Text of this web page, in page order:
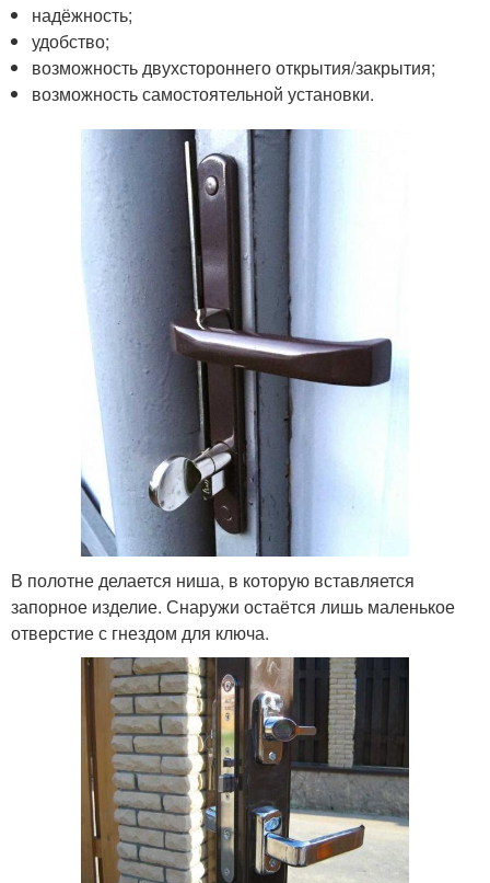
надёжность;
удобство;
возможность двухстороннего открытия/закрытия;
возможность самостоятельной установки.
В полотне делается ниша, в которую вставляется
запорное изделие. Снаружи остаётся лишь маленькое
отверстие с гнездом для ключа.